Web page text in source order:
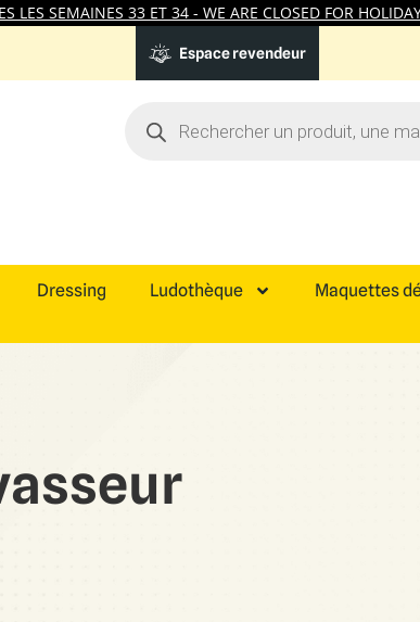
LES SEMAINES 33 ET 34 - WE ARE CLOSED FOR
Espace revendeur
Dressing Ludothèque Maquettes